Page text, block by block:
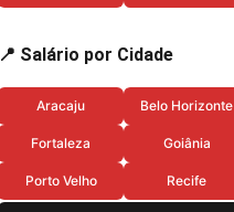
📍 Salário por Cidade
Aracaju Belo Horizonte
Fortaleza Goiânia
Porto Velho Recife